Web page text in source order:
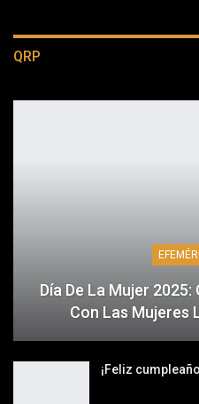
QRP
Día De La Mujer
Con Las Mujeres
¡Feliz